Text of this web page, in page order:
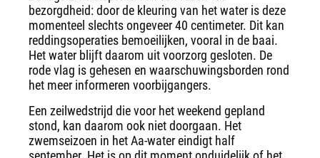
bezorgdheid: door de kleuring van het water is deze
momenteel slechts ongeveer 40 centimeter. Dit kan
reddingsoperaties bemoeilijken, vooral in de baai.
Het water blijft daarom uit voorzorg gesloten. De
rode vlag is gehesen en waarschuwingsborden rond
het meer informeren voorbijgangers.
Een zeilwedstrijd die voor het weekend gepland
stond, kan daarom ook niet doorgaan. Het
zwemseizoen in het Aa-water eindigt half